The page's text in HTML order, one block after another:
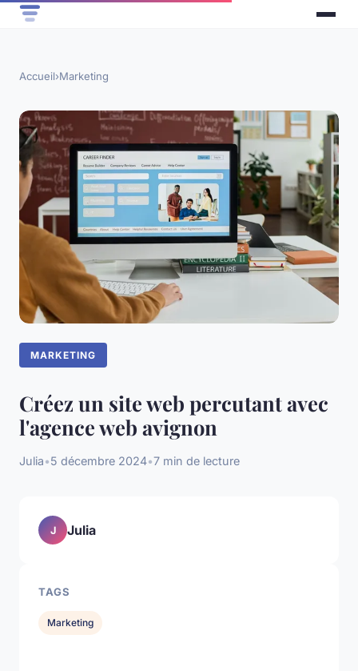
Accueil›Marketing
MARKETING
Créez un site web percutant avec
l'agence web avignon
Julia•5 décembre 2024•7 min de lecture
J Julia
TAGS
Marketing